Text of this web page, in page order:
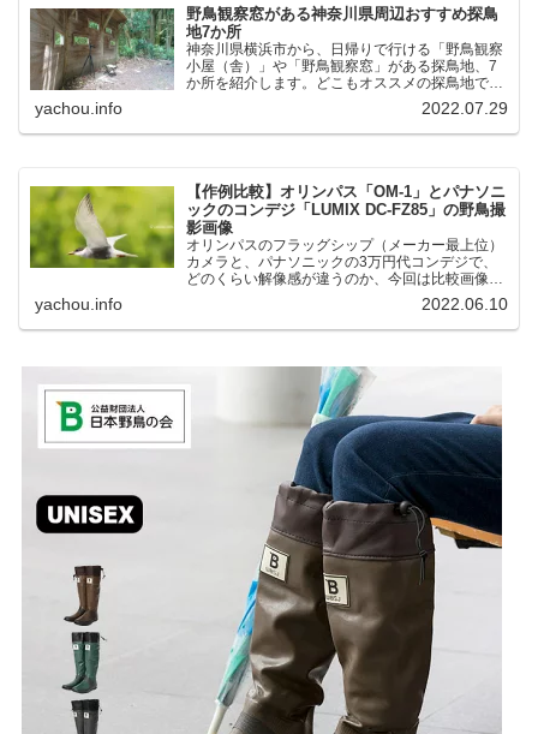
野鳥観察窓がある神奈川県周辺おすすめ探鳥
地7か所
神奈川県横浜市から、日帰りで行ける「野鳥観察
小屋（舎）」や「野鳥観察窓」がある探鳥地、7
か所を紹介します。どこもオススメの探鳥地で
す。実際に訪れてみると、野山にいる野鳥、海や
湖にいる野鳥それぞれ違う観察になりました。街
中にあり、電車で行ける...
yachou.info 2022.07.29
【作例比較】オリンパス「OM-1」とパナソニ
ックのコンデジ「LUMIX DC-FZ85」の野鳥撮
影画像
オリンパスのフラッグシップ（メーカー最上位）
カメラと、パナソニックの3万円代コンデジで、
どのくらい解像感が違うのか、今回は比較画像を
紹介します。私はコンデジを愛用しているのです
が、相棒がオリンパス「OM-1」を使い始めたと
ころ、同じ被写体で...
yachou.info 2022.06.10